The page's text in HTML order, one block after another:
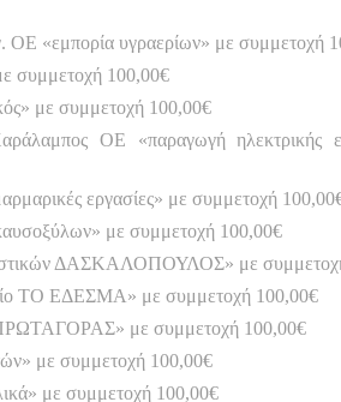
«εμπορία υγραερίων» με συμμετοχή
συμμετοχή 100,00€
με συμμετοχή 100,00€
ΟΕ «παραγωγή ηλεκτρικής
εργασίες» με συμμετοχή
με συμμετοχή 100,00€
ΔΑΣΚΑΛΟΠΟΥΛΟΣ» με
ΤΟ ΕΔΕΣΜΑ» με συμμετοχή 100,00€
με συμμετοχή 100,00€
με συμμετοχή 100,00€
με συμμετοχή 100,00€